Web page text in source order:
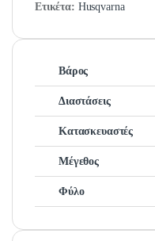
Ετικέτα: Husqvarna
Βάρος
Διαστάσεις
Κατασκευαστές
Μέγεθος
Φύλο